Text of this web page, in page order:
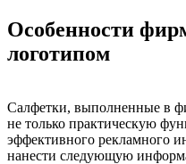
Особенности
логотипом
Салфетки, выполненные в
не только практическую
эффективного рекламного
нанести следующую